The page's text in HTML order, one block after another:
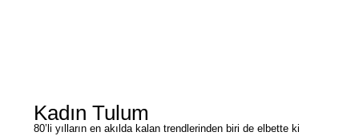
Kadın Tulum
80’li yılların en akılda kalan trendlerinden biri de elbette ki